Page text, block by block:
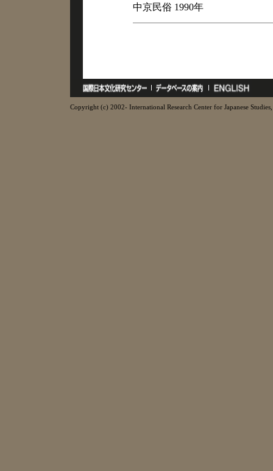
中京民俗 1990年
Copyright (c) 2002- International Research Center for Japanese